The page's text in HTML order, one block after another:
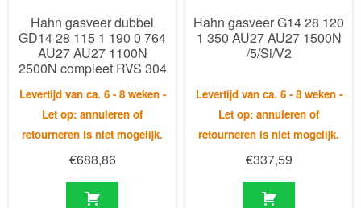
Levertijd van ca. 6 - 8 weken -
Let op: annuleren of
retourneren is niet mogelijk.
688,86
Levertijd van ca. 6 - 8 weken -
Let op: annuleren of
retourneren is niet mogelijk.